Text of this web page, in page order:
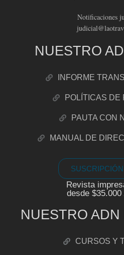
Notificaciones
NUESTRO
INFORME
POLÍTICAS DE
PAUTA CON
MANUAL DE
SUSCRIPCIÓN
Revista
desde $35.000
NUESTRO
CURSOS Y